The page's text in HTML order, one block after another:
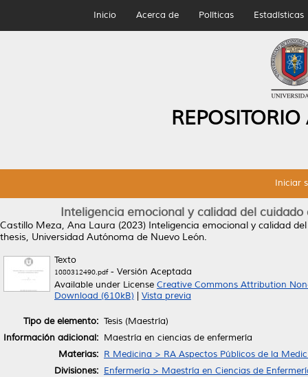
Inicio Acerca de Políticas Estadísticas
Iniciar
Inteligencia emocional y calidad del
Castillo Meza, Ana Laura (2023) Inteligencia emocional y calidad
thesis, Universidad Autónoma de Nuevo León.
Texto
1080312490.pdf- Versión Aceptada
Available under License Creative Commons Attribution
Download (610kB)
Vista previa
Tipo de elemento: Tesis (Maestría)
Información adicional: Maestría en ciencias de enfermería
Materias: R Medicina > RA Aspectos Públicos de la
Divisiones: Enfermería > Maestría en Ciencias de